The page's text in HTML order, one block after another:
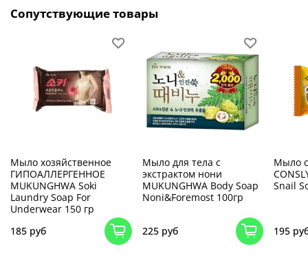
Сопутствующие товары
Мыло хозяйственное
ГИПОАЛЛЕРГЕННОЕ
MUKUNGHWA Soki
Laundry Soap For
Underwear 150 гр
185 руб
Мыло для тела с
экстрактом нони
MUKUNGHWA Body Soap
Noni&Foremost 100гр
225 руб
Мыло
Snail
195